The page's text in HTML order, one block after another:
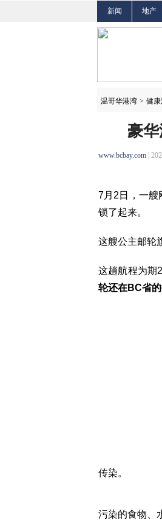
新闻 地产
温哥华港湾 > 健
豪
www.bcbay.com |
7月2日，一艘
锁了起来。
这艘公主邮轮
这趟航程为期
轮还在BC省
传染。
污染的食物、